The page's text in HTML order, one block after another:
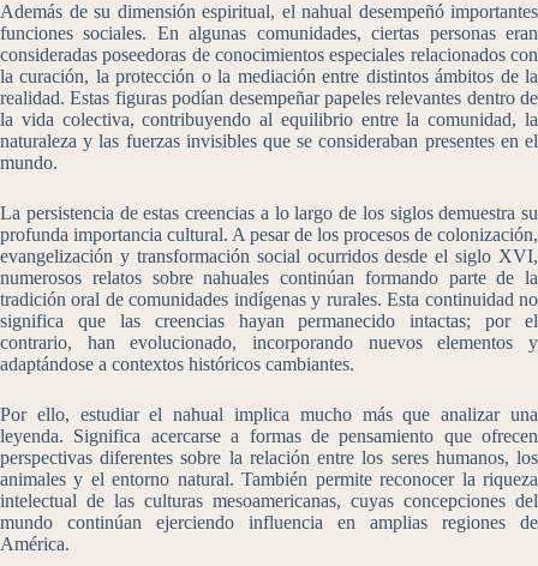
Además de su dimensión espiritual, el nahual desempeñó importantes
funciones sociales. En algunas comunidades, ciertas personas eran
consideradas poseedoras de conocimientos especiales relacionados con
la curación, la protección o la mediación entre distintos ámbitos de la
realidad. Estas figuras podían desempeñar papeles relevantes dentro de
la vida colectiva, contribuyendo al equilibrio entre la comunidad, la
naturaleza y las fuerzas invisibles que se consideraban presentes en el
mundo.
La persistencia de estas creencias a lo largo de los siglos demuestra su
profunda importancia cultural. A pesar de los procesos de colonización,
evangelización y transformación social ocurridos desde el siglo XVI,
numerosos relatos sobre nahuales continúan formando parte de la
tradición oral de comunidades indígenas y rurales. Esta continuidad no
significa que las creencias hayan permanecido intactas; por el
contrario, han evolucionado, incorporando nuevos elementos y
adaptándose a contextos históricos cambiantes.
Por ello, estudiar el nahual implica mucho más que analizar una
leyenda. Significa acercarse a formas de pensamiento que ofrecen
perspectivas diferentes sobre la relación entre los seres humanos, los
animales y el entorno natural. También permite reconocer la riqueza
intelectual de las culturas mesoamericanas, cuyas concepciones del
mundo continúan ejerciendo influencia en amplias regiones de
América.